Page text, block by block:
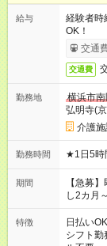
給与
経験者
OK！
交通
交通費
勤務地
横浜市
弘明寺(
介護
勤務時間 ★1日5時
期間
【急募
し2カ月
特徴 日払いOK
シフト勤